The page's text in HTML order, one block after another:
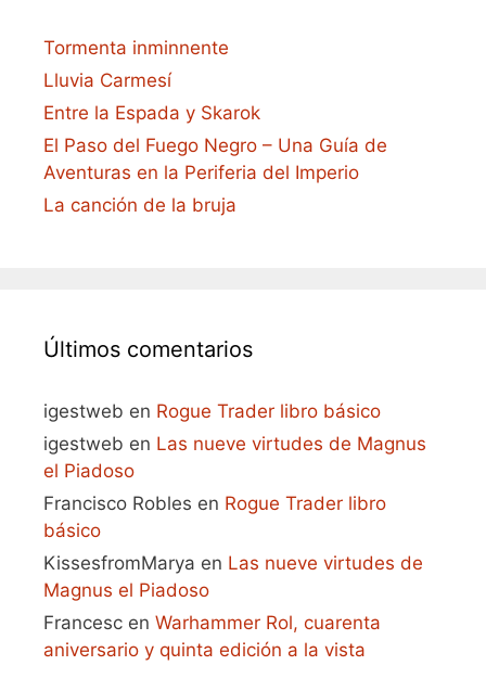
Tormenta inminnente
Lluvia Carmesí
Entre la Espada y Skarok
El Paso del Fuego Negro – Una Guía de
Aventuras en la Periferia del Imperio
La canción de la bruja
Últimos comentarios
igestweb en Rogue Trader libro básico
igestweb en Las nueve virtudes de Magnus
el Piadoso
Francisco Robles en Rogue Trader libro
básico
KissesfromMarya en Las nueve virtudes de
Magnus el Piadoso
Francesc en Warhammer Rol, cuarenta
aniversario y quinta edición a la vista